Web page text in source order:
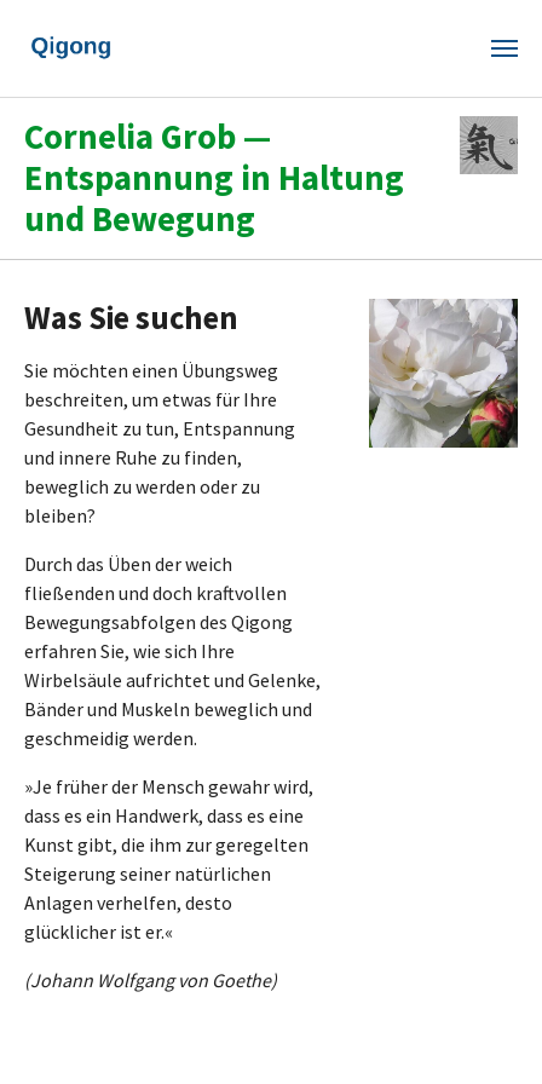
Cornelia Grob —
Entspannung in Haltung
und Bewegung
Was Sie suchen
Sie möchten einen Übungsweg
beschreiten, um etwas für Ihre
Gesundheit zu tun, Entspannung
und innere Ruhe zu finden,
beweglich zu werden oder zu
bleiben?
Durch das Üben der weich
fließenden und doch kraftvollen
Bewegungsabfolgen des Qigong
erfahren Sie, wie sich Ihre
Wirbelsäule aufrichtet und Gelenke,
Bänder und Muskeln beweglich und
geschmeidig werden.
»Je früher der Mensch gewahr wird,
dass es ein Handwerk, dass es eine
Kunst gibt, die ihm zur geregelten
Steigerung seiner natürlichen
Anlagen verhelfen, desto
glücklicher ist er.«
(Johann Wolfgang von Goethe)